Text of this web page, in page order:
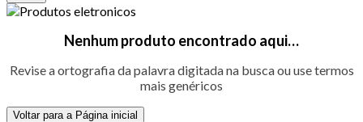
Nenhum produto encontrado aqui…
Revise a ortografia da palavra digitada na busca ou use termos
mais genéricos
Voltar para a Página inicial